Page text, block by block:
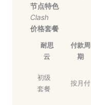
节点特色
Clash
价格套餐
耐思
云
付款周
期
初级
套餐
按月付